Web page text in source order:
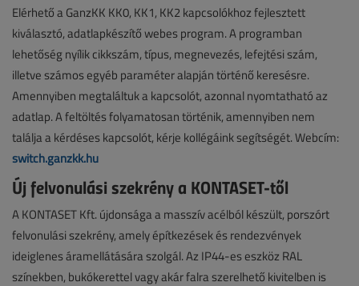
Elérhető a GanzKK KK0, KK1, KK2 kapcsolókhoz fejlesztett
kiválasztó, adatlapkészítő webes program. A programban
lehetőség nyílik cikkszám, típus, megnevezés, lefejtési szám,
illetve számos egyéb paraméter alapján történő keresésre.
Amennyiben megtaláltuk a kapcsolót, azonnal nyomtatható az
adatlap. A feltöltés folyamatosan történik, amennyiben nem
találja a kérdéses kapcsolót, kérje kollégáink segítségét. Webcím:
switch.ganzkk.hu
Új felvonulási szekrény a KONTASET-től
A KONTASET Kft. újdonsága a masszív acélból készült, porszórt
felvonulási szekrény, amely építkezések és rendezvények
ideiglenes áramellátására szolgál. Az IP44-es eszköz RAL
színekben, bukókerettel vagy akár falra szerelhető kivitelben is